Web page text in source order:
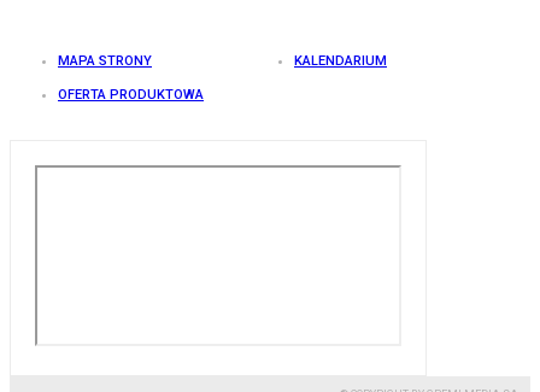
MAPA STRONY KALENDARIUM
OFERTA PRODUKTOWA